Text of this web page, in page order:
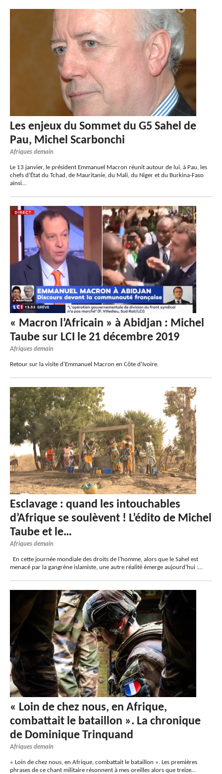
Les enjeux du Sommet du G5 Sahel de
Pau, Michel Scarbonchi
Afriques demain
Le 13 janvier, le président Emmanuel Macron réunit autour de lui, à Pau, les
chefs d’État du Tchad, de Mauritanie, du Mali, du Niger et du Burkina-Faso
ainsi…
« Macron l’Africain » à Abidjan : Michel
Taube sur LCI le 21 décembre 2019
Afriques demain
Retour sur la visite d'Emmanuel Macron en Côte d'Ivoire.
Esclavage : quand les intouchables
d’Afrique se soulèvent ! L’édito de Michel
Taube et le…
Afriques demain
En cette journée mondiale des droits de l’homme, alors que le Sahel est
menacé par la gangrène islamiste, une autre réalité émerge aujourd’hui :…
« Loin de chez nous, en Afrique,
combattait le bataillon ». La chronique
de Dominique Trinquand
Afriques demain
« Loin de chez nous, en Afrique, combattait le bataillon ». Les premières
phrases de ce chant militaire résonnent à mes oreilles alors que treize…